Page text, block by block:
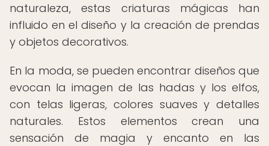
naturaleza, estas criaturas mágicas han
influido en el diseño y la creación de prendas
y objetos decorativos.
En la moda, se pueden encontrar diseños que
evocan la imagen de las hadas y los elfos,
con telas ligeras, colores suaves y detalles
naturales. Estos elementos crean una
sensación de magia y encanto en las